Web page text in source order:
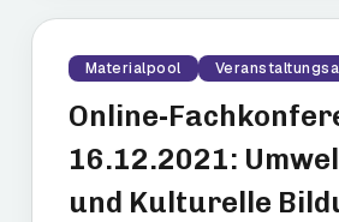
Materialpool
Online-
16.12.2021:
und Kulturelle